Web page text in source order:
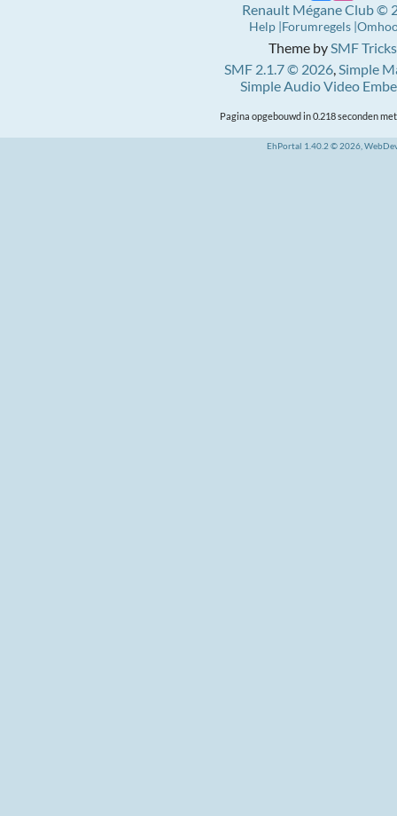
Theme bySMF Tricks
SMF 2.1.7 © 2026,Simple
Simple Audio Video
Renault Mégane Club ©
Help Forumregels
Pagina opgebouwd in 0.218 seconden
EhPortal 1.40.2 © 2026,